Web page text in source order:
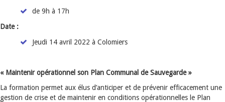
de 9h à 17h
Date :
Jeudi 14 avril 2022 à Colomiers
« Maintenir opérationnel son Plan Communal de Sauvegarde »
La formation permet aux élus d’anticiper et de prévenir efficacement une
gestion de crise et de maintenir en conditions opérationnelles le Plan